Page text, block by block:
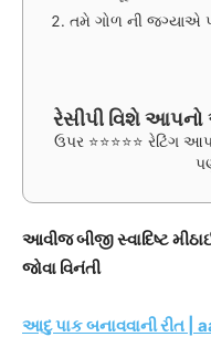
તમે ગોળ ની જગ્યાએ
રેસીપી વિશે
ઉપર ⭐⭐⭐⭐⭐ રેટિંગ
આવીજ બીજી સ્વાદિષ્ટ
જોવા વિનંતી
આદુ પાક બનાવવાની રીત |